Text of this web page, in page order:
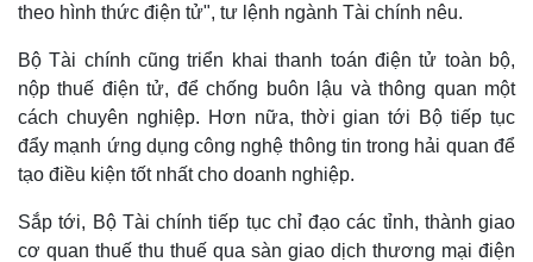
Kinh tế
Bất động sản
Thị trường
Giá vàng
theo hình thức điện tử", tư lệnh ngành Tài chính nêu.
Bộ Tài chính cũng triển khai thanh toán điện tử toàn bộ,
nộp thuế điện tử, để chống buôn lậu và thông quan một
cách chuyên nghiệp. Hơn nữa, thời gian tới Bộ tiếp tục
đẩy mạnh ứng dụng công nghệ thông tin trong hải quan để
tạo điều kiện tốt nhất cho doanh nghiệp.
Sắp tới, Bộ Tài chính tiếp tục chỉ đạo các tỉnh, thành giao
cơ quan thuế thu thuế qua sàn giao dịch thương mại điện